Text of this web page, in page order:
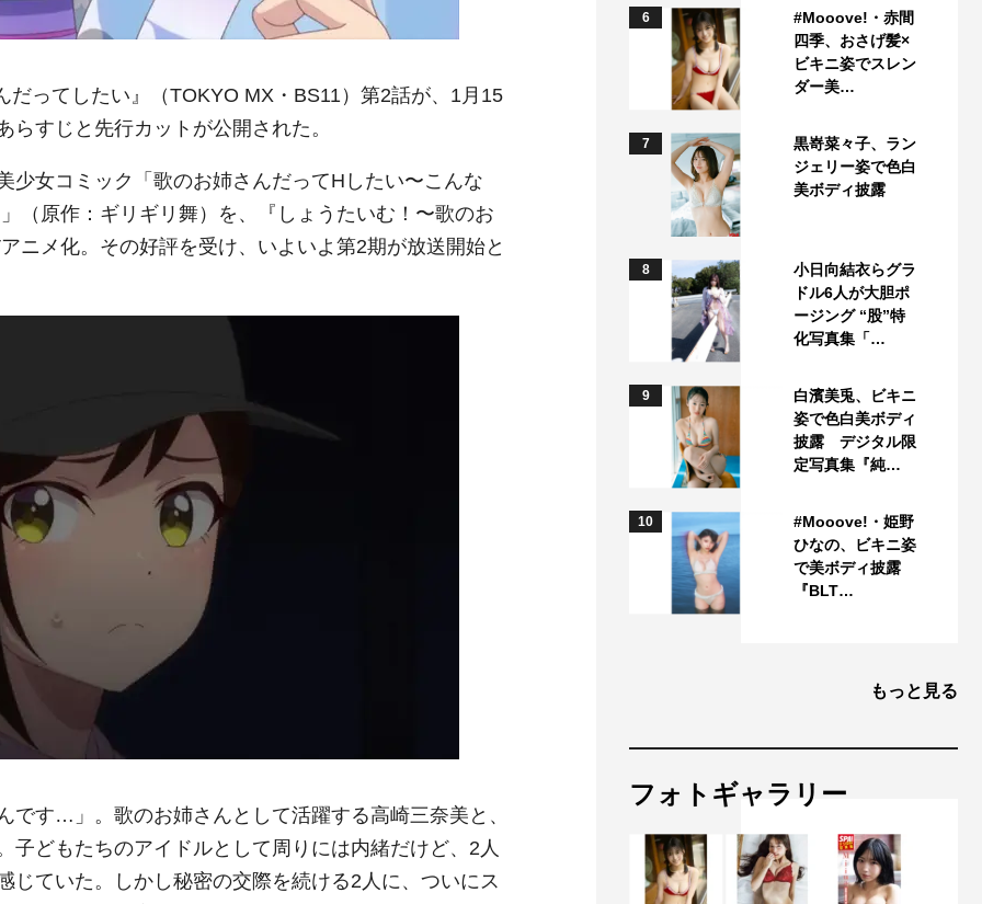
ってしたい』（TOKYO MX・BS11）第2話が、1月15
すじと先行カットが公開された。
少女コミック「歌のお姉さんだってHしたい〜こんな
（原作：ギリギリ舞）を、『しょうたいむ！〜歌のお
ニメ化。その好評を受け、いよいよ第2期が放送開始と
です…」。歌のお姉さんとして活躍する高崎三奈美と、
子どもたちのアイドルとして周りには内緒だけど、2人
じていた。しかし秘密の交際を続ける2人に、ついにス
6
#Mooove!・赤間
四季、おさげ髪×
ビキニ姿でスレン
ダー美…
7
黒嵜菜々子、ラン
ジェリー姿で色白
美ボディ披露
8
小日向結衣らグラ
ドル6人が大胆ポ
ージング “股”特
化写真集「…
9
白濱美兎、ビキニ
姿で色白美ボディ
披露 デジタル限
定写真集『純…
10
#Mooove!・姫野
ひなの、ビキニ姿
で美ボディ披露
『BLT…
もっと見る
フォトギャラリー